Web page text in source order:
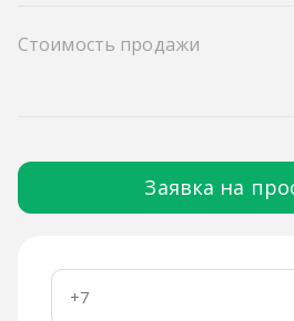
Стоимость продажи
Заявка на